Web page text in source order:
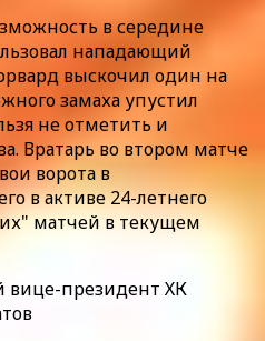
в середине
нападающий
выскочил один на
замаха упустил
не отметить и
Вратарь во втором матче
ворота в
в активе 24-летнего
матчей в текущем
вице-президент ХК